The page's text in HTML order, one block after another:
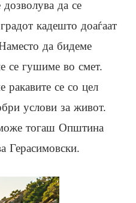
да се
кадешто доаѓаат
да бидеме
се гушиме во смет.
ракавите се со цел
услови за живот.
тогаш Општина
Герасимовски.